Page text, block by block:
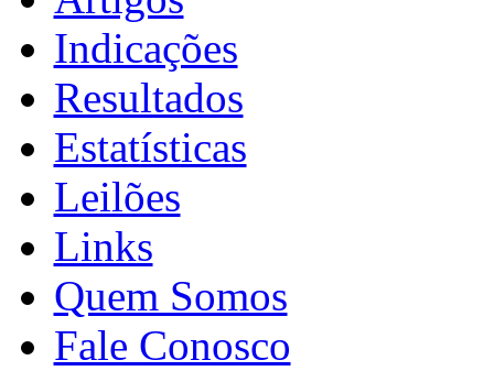
Indicações
Resultados
Estatísticas
Leilões
Links
Quem Somos
Fale Conosco